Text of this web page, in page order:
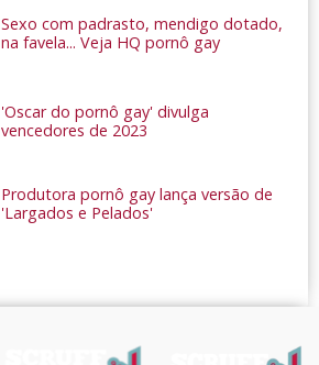
Sexo com padrasto, mendigo dotado,
na favela... Veja HQ pornô gay
'Oscar do pornô gay' divulga
vencedores de 2023
Produtora pornô gay lança versão de
'Largados e Pelados'